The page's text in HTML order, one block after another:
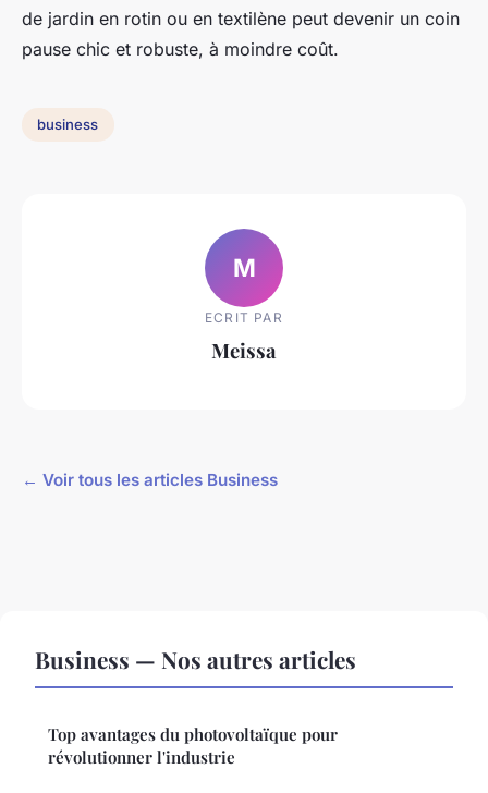
de jardin en rotin ou en textilène peut devenir un coin
pause chic et robuste, à moindre coût.
business
M
ECRIT PAR
Meissa
← Voir tous les articles Business
Business — Nos autres articles
Top avantages du photovoltaïque pour
révolutionner l'industrie